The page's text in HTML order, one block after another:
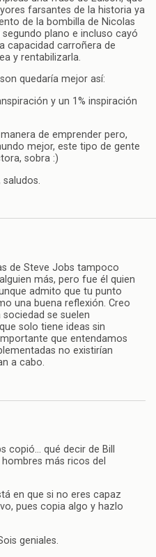
farsantes de la historia ya
de la bombilla de Nicolas
segundo plano e incluso cayó
capacidad carroñera de
y rentabilizarla.
quedaría mejor así:
y un 1% inspiración
de emprender pero,
mejor, este tipo de gente
sobra :)
de Steve Jobs tampoco
más, pero fue él quien
admito que tu punto
una buena reflexión. Creo
se suelen
solo tiene ideas sin
que entendamos
no existirían
a cabo.
copió… qué decir de Bill
más ricos del
en que si no eres capaz
pues copia algo y hazlo
geniales.